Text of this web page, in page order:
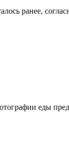
ранее,
еды